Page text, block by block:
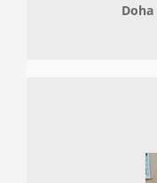
Doha